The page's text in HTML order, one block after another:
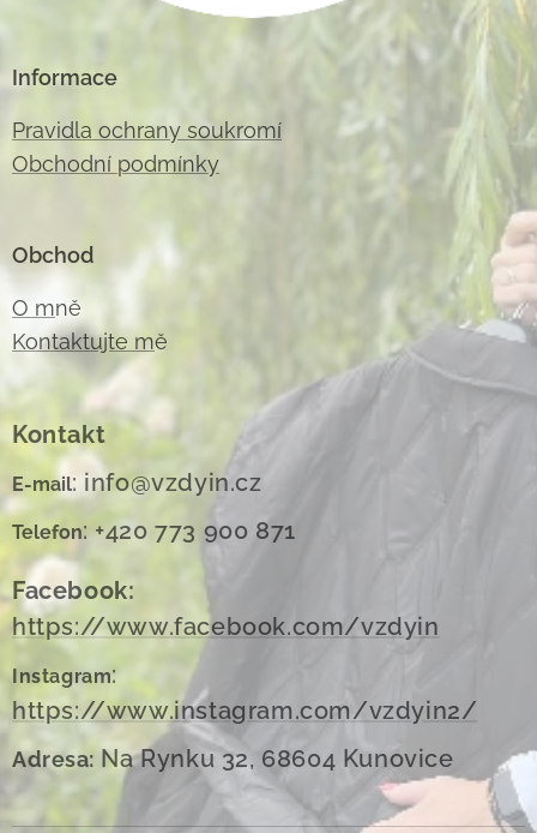
Informace
Pravidla ochrany soukromí
Obchodní podmínky
Obchod
O mně
Kontaktujte mě
Kontakt
E-mail: info@vzdyin.cz
Telefon: +420 773 900 871
Facebook:
https://www.facebook.com/vzdyin
Instagram:
https://www.instagram.com/vzdyin2/
Adresa: Na Rynku 32, 68604 Kunovice